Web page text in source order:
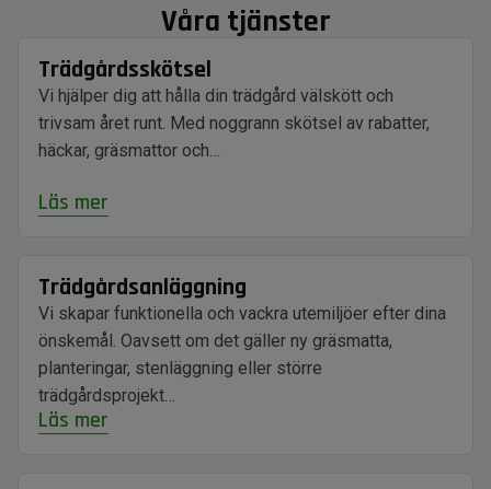
Våra tjänster
Trädgårdsskötsel
Vi hjälper dig att hålla din trädgård välskött och
trivsam året runt. Med noggrann skötsel av rabatter,
häckar, gräsmattor och…
Läs mer
Trädgårdsanläggning
Vi skapar funktionella och vackra utemiljöer efter dina
önskemål. Oavsett om det gäller ny gräsmatta,
planteringar, stenläggning eller större
trädgårdsprojekt…
Läs mer